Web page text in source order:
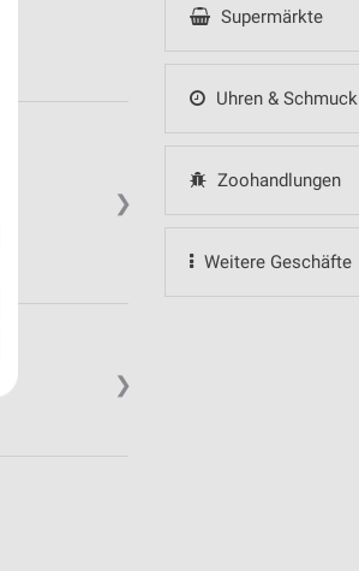
Supermärkte
Uhren & Schmuck
Zoohandlungen
Weitere Geschäfte
❯
❯